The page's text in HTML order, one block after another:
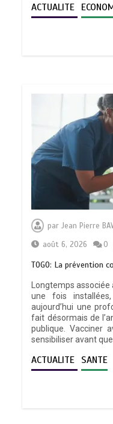
ACTUALITE
parJean Pierre
août 6, 2026
0
TOGO: La prévention
Longtemps associée
une fois
aujourd’hui une
fait désormais de
publique. Vacciner
sensibiliser avant
ACTUALITE SANTE